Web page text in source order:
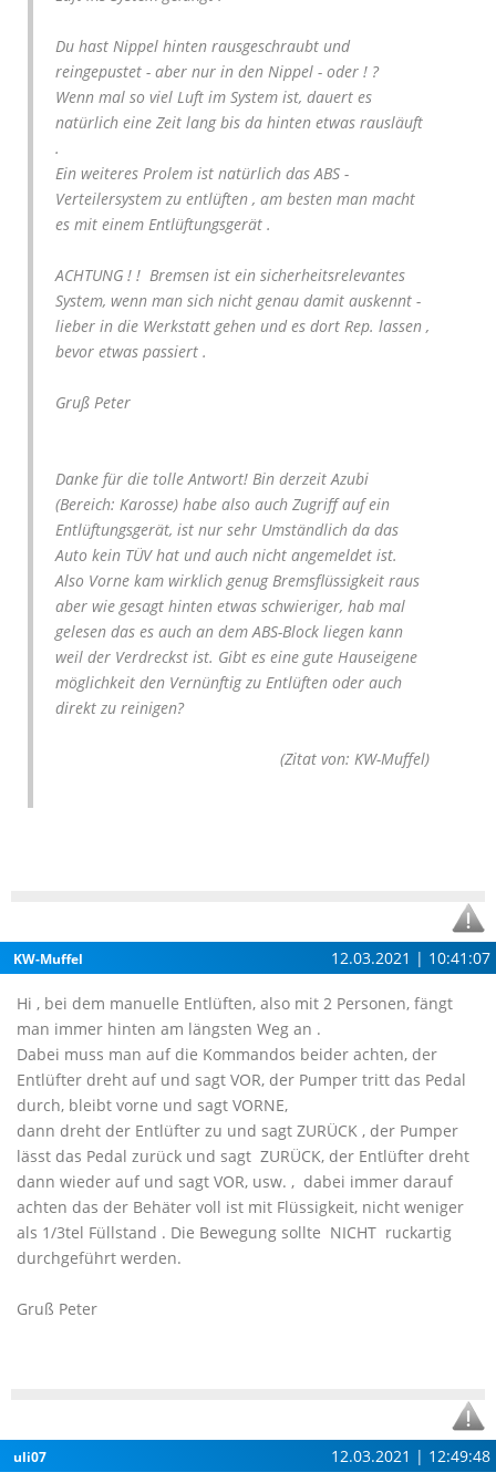
Du hast Nippel hinten rausgeschraubt und
reingepustet - aber nur in den Nippel - oder ! ?
Wenn mal so viel Luft im System ist, dauert es
natürlich eine Zeit lang bis da hinten etwas rausläuft
.
Ein weiteres Prolem ist natürlich das ABS -
Verteilersystem zu entlüften , am besten man macht
es mit einem Entlüftungsgerät .
ACHTUNG ! ! Bremsen ist ein sicherheitsrelevantes
System, wenn man sich nicht genau damit auskennt -
lieber in die Werkstatt gehen und es dort Rep. lassen ,
bevor etwas passiert .
Gruß Peter
Danke für die tolle Antwort! Bin derzeit Azubi
(Bereich: Karosse) habe also auch Zugriff auf ein
Entlüftungsgerät, ist nur sehr Umständlich da das
Auto kein TÜV hat und auch nicht angemeldet ist.
Also Vorne kam wirklich genug Bremsflüssigkeit raus
aber wie gesagt hinten etwas schwieriger, hab mal
gelesen das es auch an dem ABS-Block liegen kann
weil der Verdreckst ist. Gibt es eine gute Hauseigene
möglichkeit den Vernünftig zu Entlüften oder auch
direkt zu reinigen?
(Zitat von: KW-Muffel)
KW-Muffel 12.03.2021 | 10:41:07
Hi , bei dem manuelle Entlüften, also mit 2 Personen, fängt
man immer hinten am längsten Weg an .
Dabei muss man auf die Kommandos beider achten, der
Entlüfter dreht auf und sagt VOR, der Pumper tritt das Pedal
durch, bleibt vorne und sagt VORNE,
dann dreht der Entlüfter zu und sagt ZURÜCK , der Pumper
lässt das Pedal zurück und sagt ZURÜCK, der Entlüfter dreht
dann wieder auf und sagt VOR, usw. , dabei immer darauf
achten das der Behäter voll ist mit Flüssigkeit, nicht weniger
als 1/3tel Füllstand . Die Bewegung sollte NICHT ruckartig
durchgeführt werden.
Gruß Peter
uli07 12.03.2021 | 12:49:48